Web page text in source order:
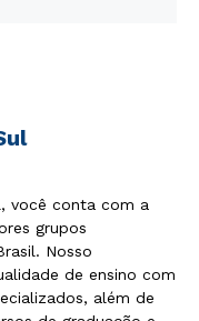
você conta com a
grupos
Nosso
de ensino com
além de